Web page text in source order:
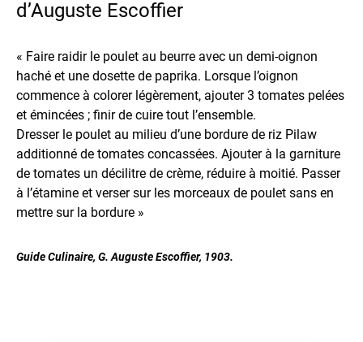
d’Auguste Escoffier
« Faire raidir le poulet au beurre avec un demi-oignon
haché et une dosette de paprika. Lorsque l’oignon
commence à colorer légèrement, ajouter 3 tomates pelées
et émincées ; finir de cuire tout l’ensemble.
Dresser le poulet au milieu d’une bordure de riz Pilaw
additionné de tomates concassées. Ajouter à la garniture
de tomates un décilitre de crème, réduire à moitié. Passer
à l’étamine et verser sur les morceaux de poulet sans en
mettre sur la bordure »
Guide Culinaire, G. Auguste Escoffier, 1903.